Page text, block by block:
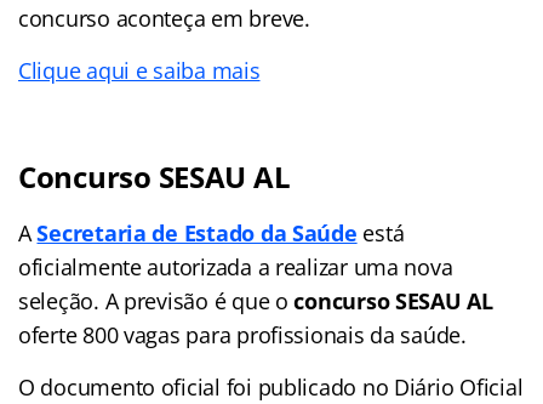
concurso aconteça em breve.
Clique aqui e saiba mais
Concurso SESAU AL
ASecretaria de Estado da Saúde está
oficialmente autorizada a realizar uma nova
seleção. A previsão é que oconcurso SESAU AL
oferte 800 vagas para profissionais da saúde.
O documento oficial foi publicado no Diário Oficial